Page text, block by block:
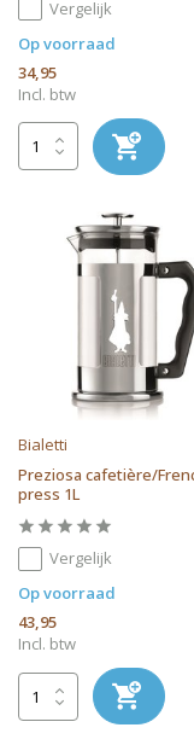
Vergelijk
Op voorraad
34,95
Incl. btw
Bialetti
Preziosa cafetière/
press 1L
Vergelijk
Op voorraad
43,95
Incl. btw